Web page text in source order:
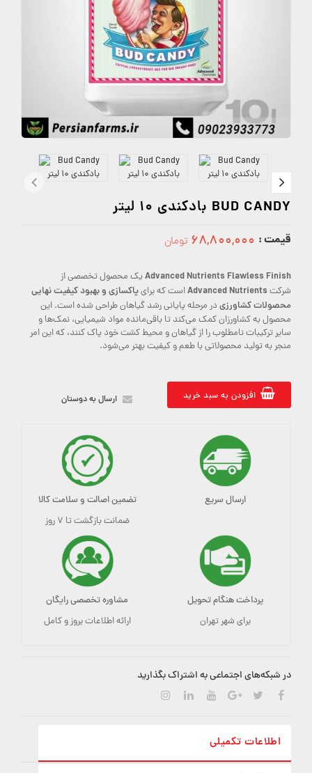
BUD CANDY بادکندی 10 لیتر
قیمت : ۶۸,۸۰۰,۰۰۰ تومان
Advanced Nutrients Flawless Finishیک محصول تخصصی از
شرکت Advanced Nutrientsاست که برایپاکسازی و بهبود کیفیت نهایی
محصولات کشاورزی در مرحله پایانی رشد گیاهان طراحی شده است. این
محصول به کشاورزان کمک می‌کند تا باقی‌مانده مواد شیمیایی، نمک‌ها و
سایر ترکیبات نامطلوب را از گیاهان و محیط کشت خود پاک کنند، که این امر
منجر به تولید محصولاتی با طعم و کیفیت بهتر می‌شود.
افزودن به سبد خرید ارسال به دوستان
ارسال سریع تضمین اصالت و سلامت کالا
ضمانت بازگشت تا ۷ روز
پرداخت هنگام تحویل
برای شهر تهران
مشاوره تخصصی رایگان
ارائه اطلاعات بروز و کامل
در شبکه‌های اجتماعی به اشتراک بگذارید
اطلاعات تکمیلی